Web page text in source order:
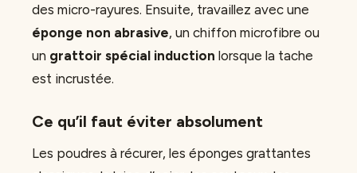
des micro-rayures. Ensuite, travaillez avec une
éponge non abrasive, un chiffon microfibre ou
un grattoir spécial induction lorsque la tache
est incrustée.
Ce qu’il faut éviter absolument
Les poudres à récurer, les éponges grattantes